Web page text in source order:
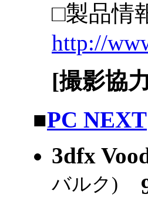
□製品情
http://
[撮影協
■PC NEXT
3dfx
バルク)